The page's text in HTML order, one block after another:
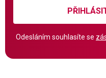
Odesláním souhlasíte se